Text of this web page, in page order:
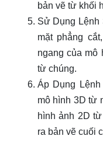
bản vẽ từ khối
Sử Dụng Lệnh
mặt phẳng
ngang của mô
từ chúng.
Áp Dụng
mô hình 3D từ
hình ảnh 2D
ra bản vẽ cuối